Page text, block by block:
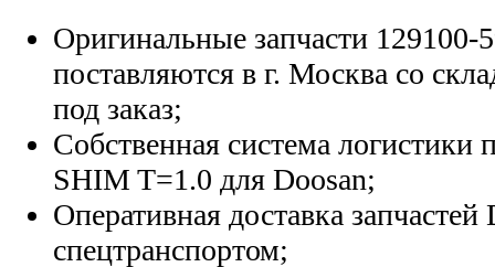
Оригинальные запчасти 129100-
поставляются в г. Москва со
под заказ;
Собственная система логистики
SHIM T=1.0 для Doosan;
Оперативная доставка запчастей
спецтранспортом;